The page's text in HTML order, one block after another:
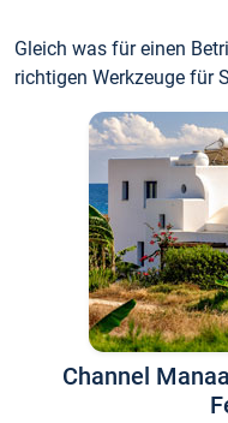
Gleich was für einen
richtigen Werkzeuge für
Channel